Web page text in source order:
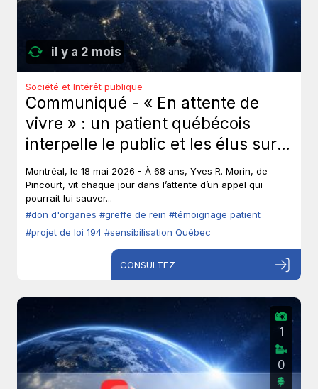
il y a 2 mois
Société et Intérêt publique
Communiqué - « En attente de
vivre » : un patient québécois
interpelle le public et les élus sur
le don d’organes.
Montréal, le 18 mai 2026 - À 68 ans, Yves R. Morin, de
Pincourt, vit chaque jour dans l’attente d’un appel qui
pourrait lui sauver...
#don d'organes #greffe de rein #témoignage patient
#projet de loi 194 #sensibilisation Québec
CONSULTEZ
1
0